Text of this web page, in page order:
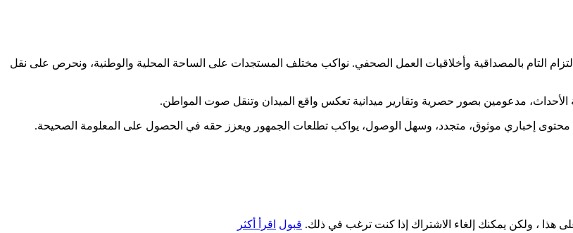
التام بالمصداقية وأخلاقيات العمل الصحفي. نواكب مختلف المستجدات على الساحة المحلية والوطنية، ونحرص على نقل
مدعومين بصور حصرية وتقارير ميدانية تعكس واقع الميدان وتنقل صوت المواطن.
محتوى إخباري موثوق، متجدد، وسهل الوصول، يواكب تطلعات الجمهور ويعزز حقه في الحصول على المعلومة الصحيحة.
هذا ، ولكن يمكنك إلغاء الاشتراك إذا كنت ترغب في ذلك. قبول اقرأ أكثر